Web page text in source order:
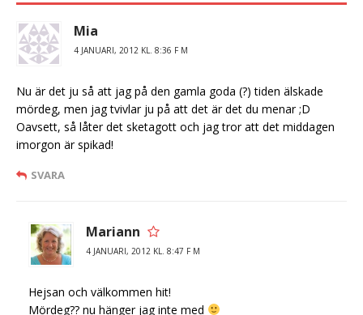
Mia
4 JANUARI, 2012 KL. 8:36 F M
Nu är det ju så att jag på den gamla goda (?) tiden älskade
mördeg, men jag tvivlar ju på att det är det du menar ;D
Oavsett, så låter det sketagott och jag tror att det middagen
imorgon är spikad!
SVARA
Mariann
4 JANUARI, 2012 KL. 8:47 F M
Hejsan och välkommen hit!
Mördeg?? nu hänger jag inte med